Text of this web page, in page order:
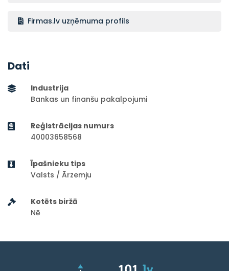
Firmas.lv uzņēmuma profils
Dati
Industrija
Bankas un finanšu pakalpojumi
Reģistrācijas numurs
40003658568
Īpašnieku tips
Valsts / Ārzemju
Kotēts biržā
Nē